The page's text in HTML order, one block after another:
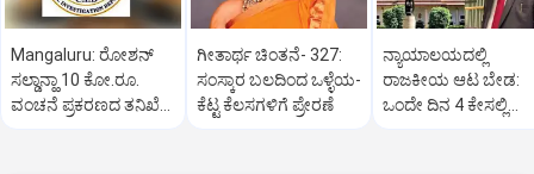
Mangaluru: ರೋಶನ್‌
ಸಲ್ಡಾನ್ಹಾ 10 ಕೋ.ರೂ.
ವಂಚನೆ ಪ್ರಕರಣದ ತನಿಖೆ
ಗೀತಾರ್ಥ ಚಿಂತನೆ- 327:
ಸಂಸ್ಕಾರ ಬಲದಿಂದ ಒಳ್ಳೆಯ-
ಕೆಟ್ಟ ಕೆಲಸಗಳಿಗೆ ಪ್ರೇರಣೆ
ನ್ಯಾಯಾಲಯದಲ್ಲಿ
ರಾಜಕೀಯ ಆಟ ಬೇಡ:
ಒಂದೇ ದಿನ 4 ಕೇಸಲ್ಲಿ